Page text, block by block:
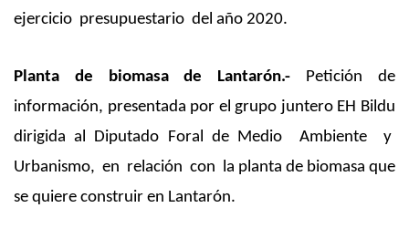
ejercicio presupuestario del año 2020.
Planta de biomasa de Lantarón.- Petición de
información, presentada por el grupo juntero EH Bildu
dirigida al Diputado Foral de Medio Ambiente y
Urbanismo, en relación con la planta de biomasa que
se quiere construir en Lantarón.